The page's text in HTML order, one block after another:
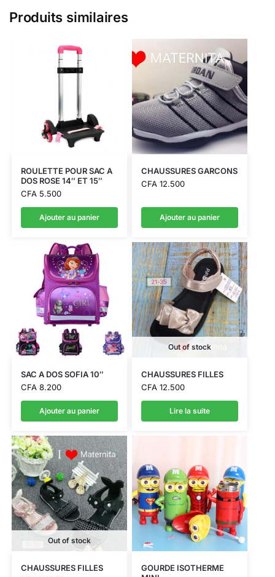
Produits similaires
ROULETTE POUR SAC A
DOS ROSE 14″ ET 15″
CFA5.500
Ajouter au panier
CHAUSSURES GARCONS
CFA12.500
Ajouter au panier
SAC A DOS SOFIA 10″
CFA8.200
Ajouter au panier
Out of stock
CHAUSSURES FILLES
CFA12.500
Lire la suite
Out of stock
CHAUSSURES FILLES
GOURDE ISOTHERME